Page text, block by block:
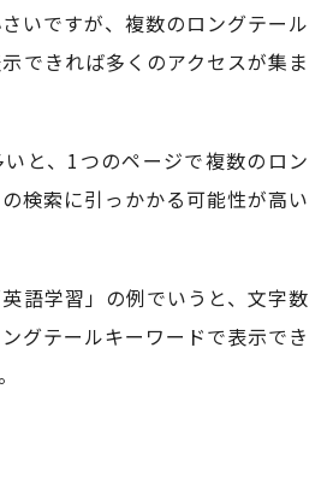
いですが、複数のロングテール
できれば多くのアクセスが集ま
と、1つのページで複数のロン
検索に引っかかる可能性が高い
語学習」の例でいうと、文字数
グテールキーワードで表示でき